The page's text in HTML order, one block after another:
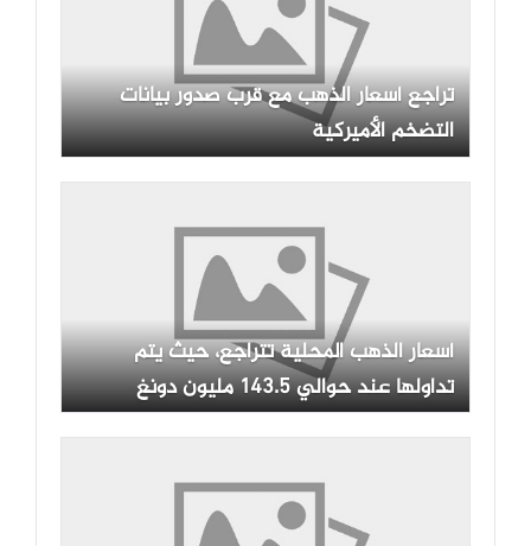
تراجع أسعار الذهب مع قرب صدور بيانات
التضخم الأميركية
أسعار الذهب المحلية تتراجع، حيث يتم
تداولها عند حوالي 143.5 مليون دونغ
فيتنامي.